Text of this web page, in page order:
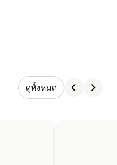
ดูทั้งหมด